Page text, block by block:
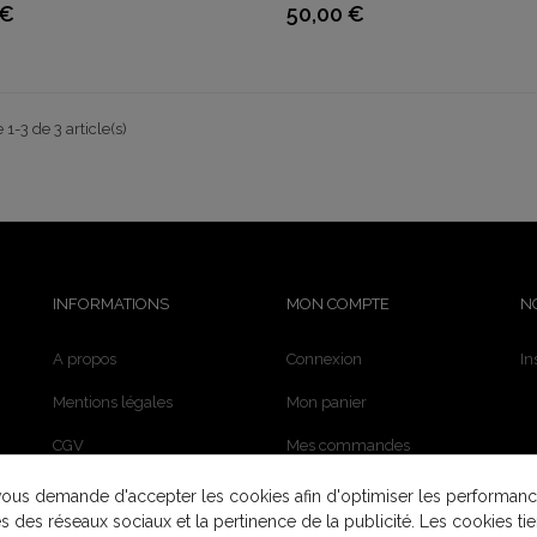
Prix
50,00 €
1-3 de 3 article(s)
INFORMATIONS
A propos
Mentions légales
CGV
Paiement sécurisé
Atelier Belle Epok - En
MON COMPTE
Connexion
Mon panier
Mes commandes
Nous contacter
demande d'accepter les cookies afin d'optimiser les
des réseaux sociaux et la pertinence de la publicité. Les cookies